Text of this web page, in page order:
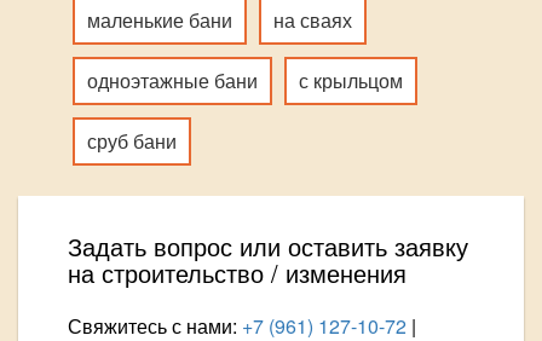
маленькие бани на сваях
одноэтажные бани с крыльцом
сруб бани
Задать вопрос или оставить заявку
на строительство / изменения
Свяжитесь с нами: +7 (961) 127-10-72 |